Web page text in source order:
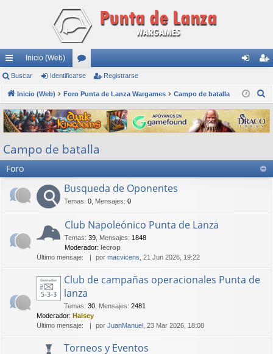
nl
ac
es
rá
pi
do
Inicio (Web)
or
os nti
fic
ar
ist
ra
rs
Buscar Identificarse Registrarse
Inicio (Web) Foro Punta de Lanza Wargames Campo de batalla
s
c
r
Campo de batalla
Foro
Busqueda de Oponentes
Temas: 0 Mensajes: 0
Club Napoleónico Punta de Lanza
Temas: 39 Mensajes: 1848
Moderador: lecrop
Último mensaje:
por macvicens , 21 Jun 2026, 19:22
Club de campañas operacionales Punta de
lanza
Temas: 30 Mensajes: 2481
Moderador: Halsey
Último mensaje:
por JuanManuel , 23 Mar 2026, 18:08
Torneos y Eventos